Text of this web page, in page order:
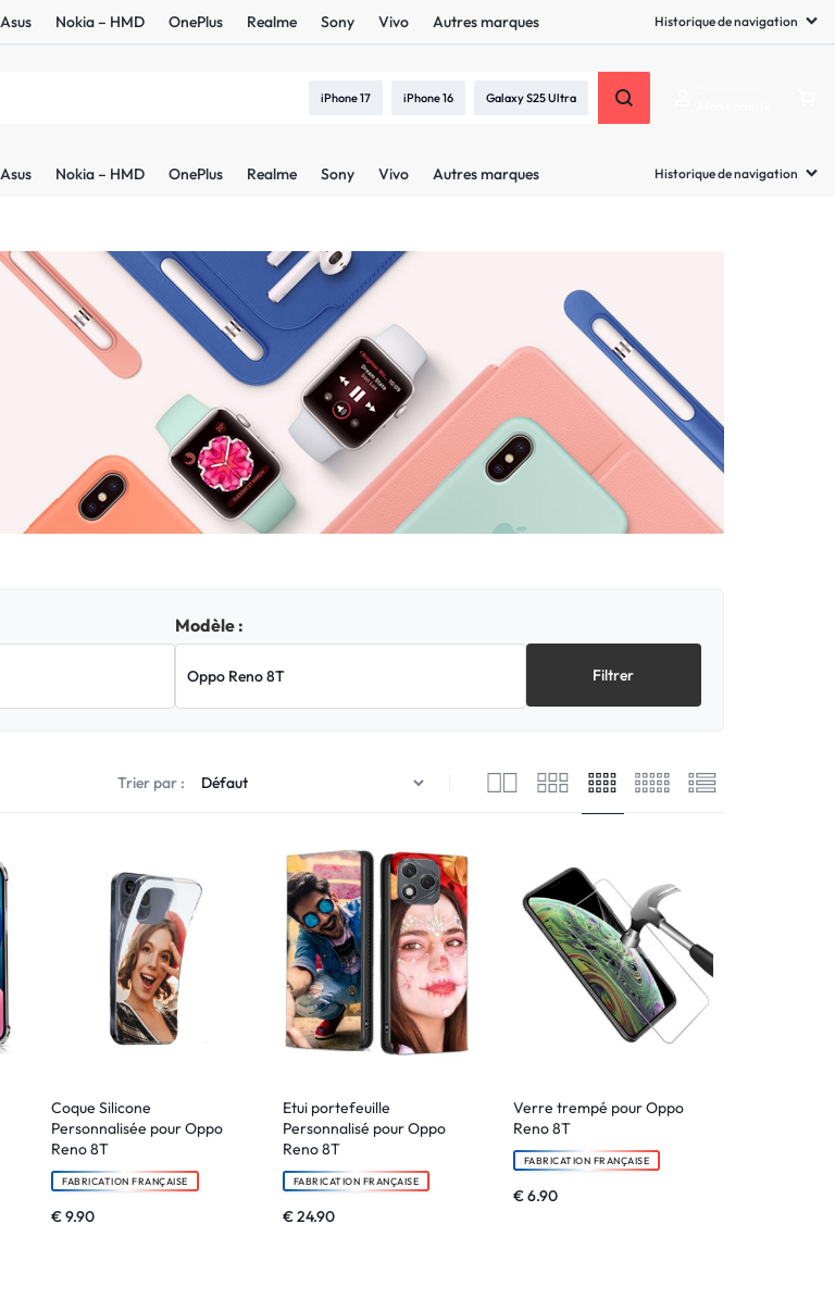
iPhone 17 iPhone 16 Galaxy S25 Ultra
Asus Nokia – HMD OnePlus Realme Sony Vivo Autres marques Historique de navigation
Asus Nokia – HMD OnePlus Realme Sony Vivo Autres marques Historique de navigation
Modèle :
Filtrer
Trier par :
Coque Silicone
Personnalisée pour Oppo
Reno 8T
FABRICATION FRANÇAISE
€9.90
Etui portefeuille
Personnalisé pour Oppo
Reno 8T
FABRICATION FRANÇAISE
€24.90
Verre trempé pour Oppo
Reno 8T
FABRICATION FRANÇAISE
€6.90